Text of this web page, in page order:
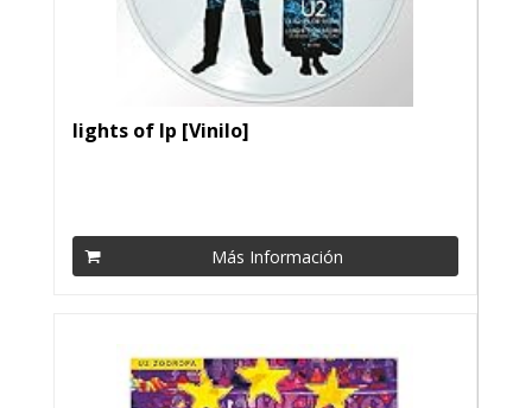
lights of lp [Vinilo]
Más Información